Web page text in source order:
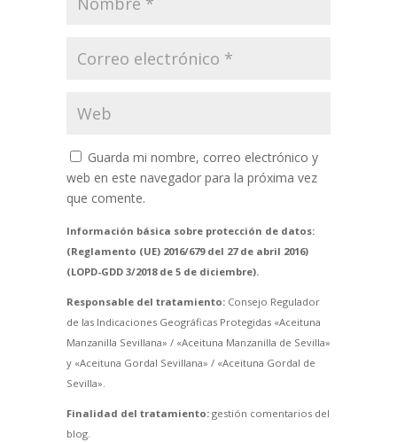
Guarda mi nombre, correo electrónico y
web en este navegador para la próxima vez
que comente.
Información básica sobre protección de datos:
(Reglamento (UE) 2016/679 del 27 de abril 2016)
(LOPD-GDD 3/2018 de 5 de diciembre).
Responsable del tratamiento:Consejo Regulador
de las Indicaciones Geográficas Protegidas «Aceituna
Manzanilla Sevillana» / «Aceituna Manzanilla de Sevilla»
y «Aceituna Gordal Sevillana» / «Aceituna Gordal de
Sevilla».
Finalidad del tratamiento:gestión comentarios del
blog.